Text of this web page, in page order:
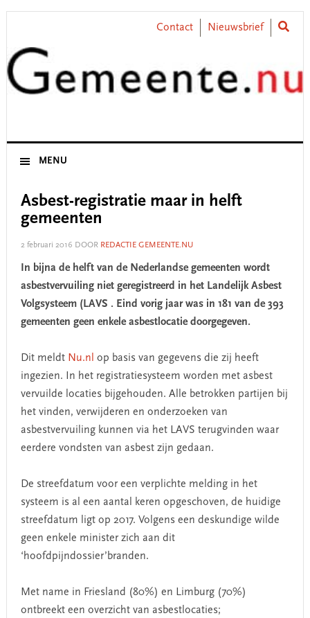
Skip
primary
navigation
Skip
content
Skip
primary
sidebar
Skip
footer
Contact Nieuwsbrief
MENU
Asbest-registratie maar in helft
gemeenten
2 februari 2016 DOOR REDACTIE GEMEENTE.NU
In bijna de helft van de Nederlandse gemeenten wordt
asbestvervuiling niet geregistreerd in het Landelijk Asbest
Volgsysteem (LAVS . Eind vorig jaar was in 181 van de 393
gemeenten geen enkele asbestlocatie doorgegeven.
Dit meldt Nu.nl op basis van gegevens die zij heeft
ingezien. In het registratiesysteem worden met asbest
vervuilde locaties bijgehouden. Alle betrokken partijen bij
het vinden, verwijderen en onderzoeken van
asbestvervuiling kunnen via het LAVS terugvinden waar
eerdere vondsten van asbest zijn gedaan.
De streefdatum voor een verplichte melding in het
systeem is al een aantal keren opgeschoven, de huidige
streefdatum ligt op 2017. Volgens een deskundige wilde
geen enkele minister zich aan dit
‘hoofdpijndossier’branden.
Met name in Friesland (80%) en Limburg (70%)
ontbreekt een overzicht van asbestlocaties;